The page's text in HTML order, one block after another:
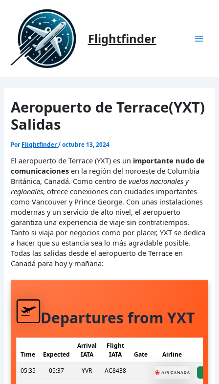
contenido
Flightfinder
Aeropuerto de Terrace(YXT)
Salidas
Por Flightfinder/octubre 13, 2024
El aeropuerto de Terrace (YXT) es un importante nudo de
comunicaciones en la región del noroeste de Columbia
Británica, Canadá. Como centro devuelos nacionales y
regionales, ofrece conexiones con ciudades importantes
como Vancouver y Prince George. Con unas instalaciones
modernas y un servicio de alto nivel, el aeropuerto
garantiza una experiencia de viaje sin contratiempos.
Tanto si viaja por negocios como por placer, YXT se dedica
a hacer que su estancia sea lo más agradable posible.
Todas las salidas desde el aeropuerto de Terrace en
Canadá para hoy y mañana:
Departures from YXT
Time Expected
Arrival
IATA
Flight
IATA
Gate Airline
05:35
05:37 YVR AC8438 -